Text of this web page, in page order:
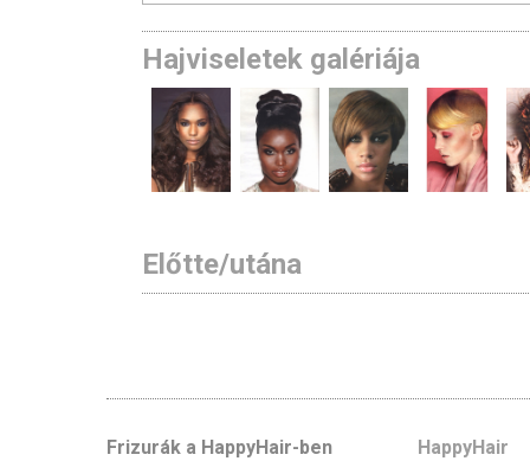
Hajviseletek galériája
Előtte/utána
Frizurák a HappyHair-ben HappyHair